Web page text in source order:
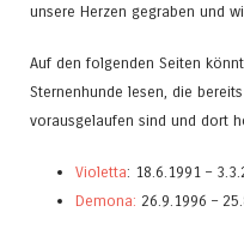
unsere Herzen gegraben und
Auf den folgenden Seiten
Sternenhunde lesen, die
vorausgelaufen sind und dort
Violetta: 18.6.1991 –
Demona: 26.9.1996 –